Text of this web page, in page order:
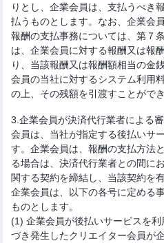
りとし、企業会員は、支払うべき
払うものとします。なお、企業会
報酬の支払事務については、第７
は、企業会員に対する報酬又は報
り、当該報酬又は報酬額相当の金
会員の当社に対するシステム利用
の上、その残額を引渡すことがで
3.企業会員が決済代行業者による
会員は、当社が指定する後払いサ
す。企業会員は、報酬の支払方法
る場合は、決済代行業者との間に
関する契約を締結し、当該契約を
企業会員は、以下の各号に定める
ものとします。
(1) 企業会員が後払いサービスを
づき発生したクリエイター会員が